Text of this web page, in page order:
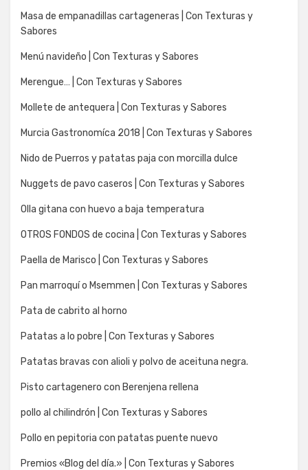
Masa de empanadillas cartageneras | Con Texturas y
Sabores
Menú navideño | Con Texturas y Sabores
Merengue… | Con Texturas y Sabores
Mollete de antequera | Con Texturas y Sabores
Murcia Gastronomíca 2018 | Con Texturas y Sabores
Nido de Puerros y patatas paja con morcilla dulce
Nuggets de pavo caseros | Con Texturas y Sabores
Olla gitana con huevo a baja temperatura
OTROS FONDOS de cocina | Con Texturas y Sabores
Paella de Marisco | Con Texturas y Sabores
Pan marroquí o Msemmen | Con Texturas y Sabores
Pata de cabrito al horno
Patatas a lo pobre | Con Texturas y Sabores
Patatas bravas con alioli y polvo de aceituna negra.
Pisto cartagenero con Berenjena rellena
pollo al chilindrón | Con Texturas y Sabores
Pollo en pepitoria con patatas puente nuevo
Premios «Blog del día.» | Con Texturas y Sabores